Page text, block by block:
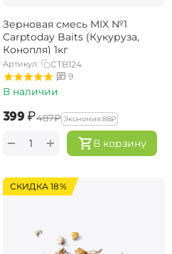
Зерновая смесь MIX №1
Carptoday Baits (Кукуруза,
Конопля) 1кг
Артикул:
CTB124
9
В наличии
‍399‍₽‍487‍₽ Экономия:‍88‍₽
В корзину
+
−
СКИДКА 18%